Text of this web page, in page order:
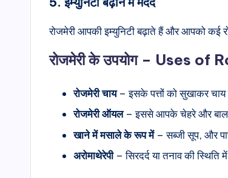
रोजमेरी आपकी इम्युनिटी बढ़ाते हैं और आपको कई
रोजमेरी के उपयोग – Uses of
रोजमेरी चाय– इसके पत्तों को सुखाकर
रोजमेरी ऑयल– इससे आपके चेहरे और बाल
खाने में मसाले के रूप में– सब्जी सूप, और
अरोमाथेरेपी– सिरदर्द या तनाव की